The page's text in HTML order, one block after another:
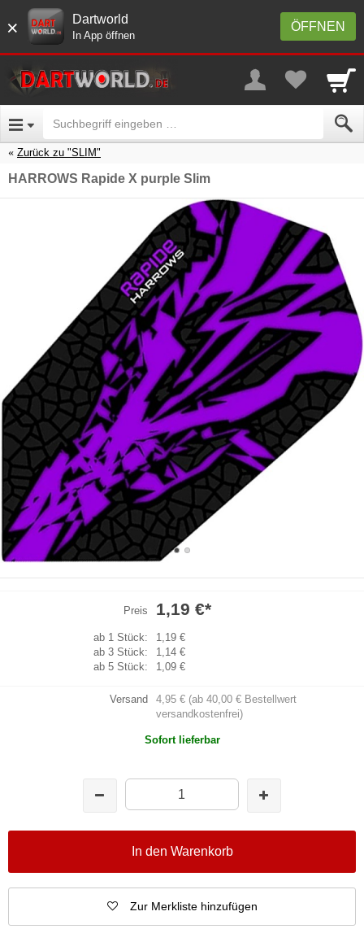
× ÖFFNEN
Dartworld
In App öffnen
Zurück zu "SLIM"
HARROWS Rapide X purple Slim
Preis 1,19 €*
ab 1 Stück:
1,19 €
ab 3 Stück:
1,14 €
ab 5 Stück:
1,09 €
Versand
4,95 € (ab 40,00 € Bestellwert
versandkostenfrei)
Sofort lieferbar
In den Warenkorb
Zur Merkliste hinzufügen